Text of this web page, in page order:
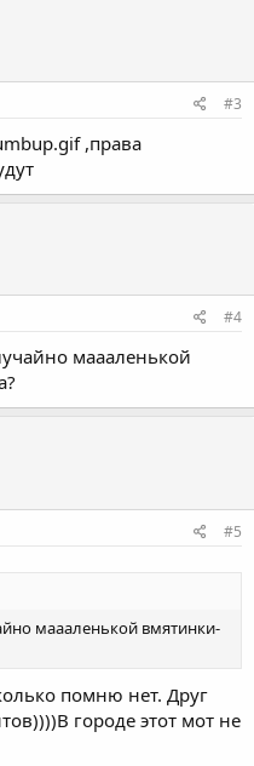
#3
,права
#4
маааленькой
#5
маааленькой вмятинки-
помню нет. Друг
городе этот мот не